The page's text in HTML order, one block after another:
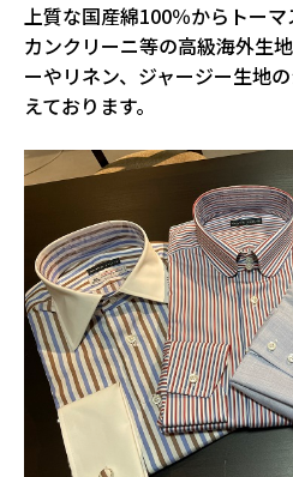
上質な国産綿100％からトーマ
カンクリーニ等の高級海外生
ーやリネン、ジャージー生地
えております。